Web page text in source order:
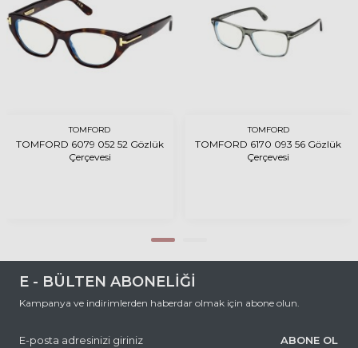
TOMFORD
TOMFORD 6079 052 52 Gözlük
Çerçevesi
TOMFORD
TOMFORD 6170 093 56 Gözlük
Çerçevesi
E - BÜLTEN ABONELİĞİ
Kampanya ve indirimlerden haberdar olmak için abone olun.
ABONE OL